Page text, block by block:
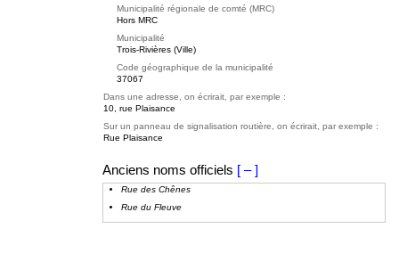
Municipalité régionale de comté (MRC)
Hors MRC
Municipalité
Trois-Rivières (Ville)
Code géographique de la municipalité
37067
Dans une adresse, on écrirait, par exemple :
10, rue Plaisance
Sur un panneau de signalisation routière, on écrirait, par exemple :
Rue Plaisance
Anciens noms officiels [ – ]
Rue des Chênes
Rue du Fleuve